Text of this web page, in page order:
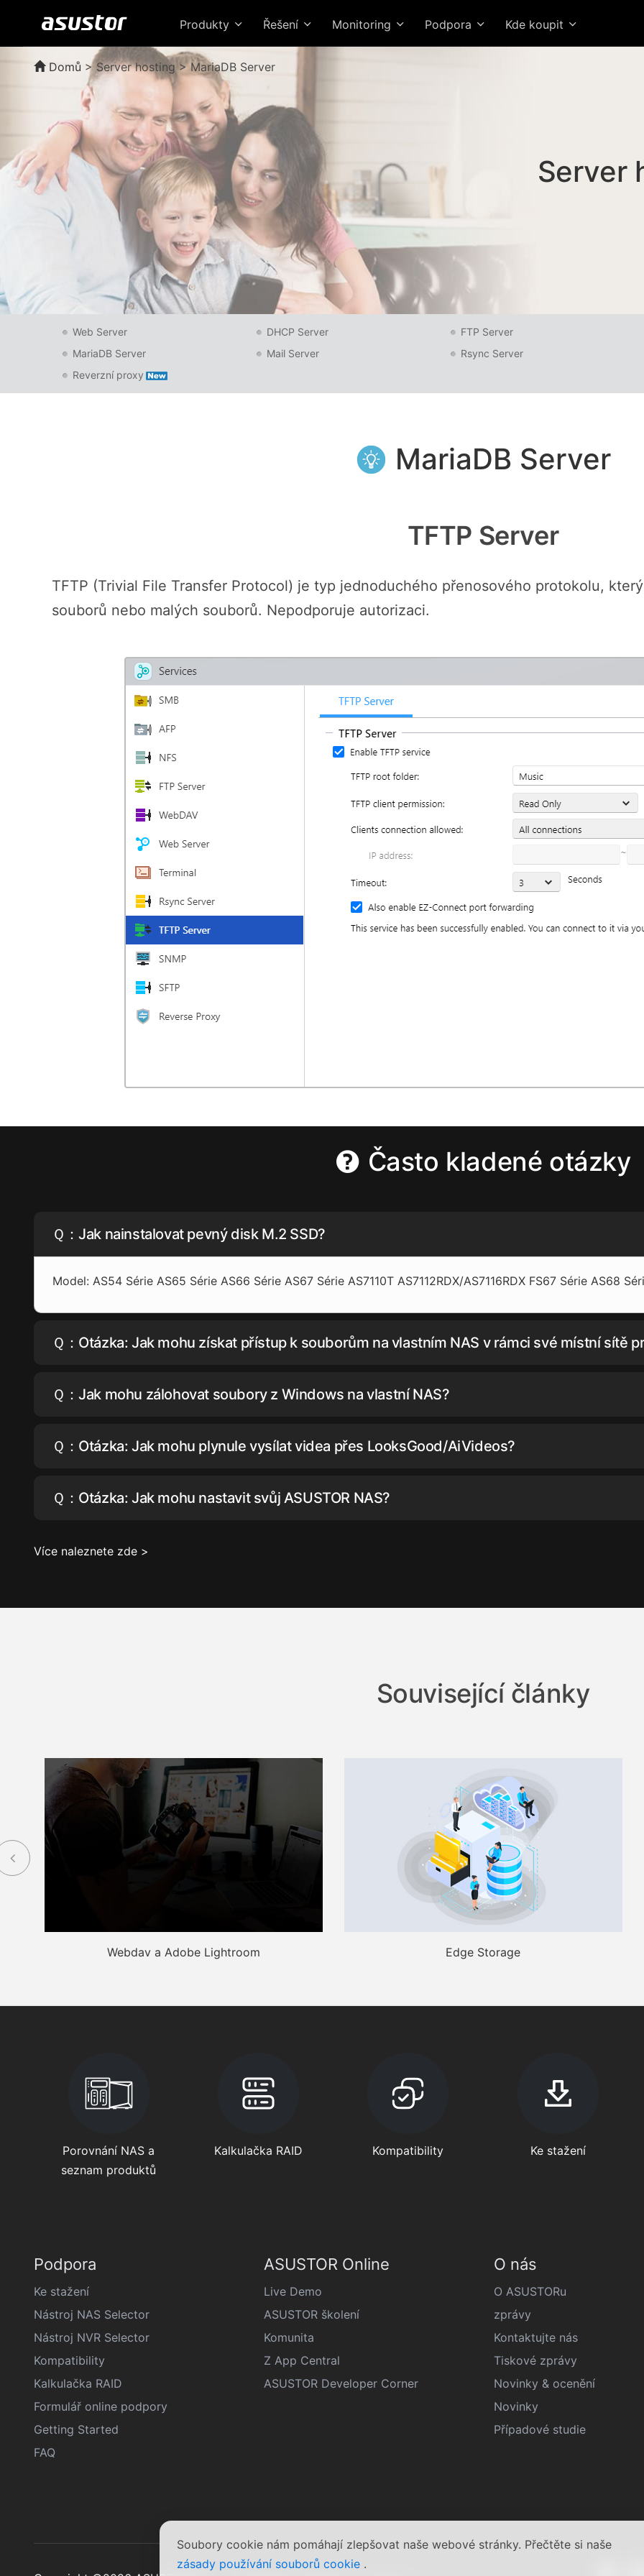
Soubory cookie nám pomáhají zlepšovat naše webové stránky. Přečtěte si naše
zásady používání souborů cookie .
Produkty Řešení Monitoring Podpora Kde koupit
Domů > Server hosting > MariaDB Server
Server
Web Server DHCP Server
FTP Server
MariaDB Server
Mail Server
Rsync Server
Reverzní proxy
MariaDB Server
TFTP Server
TFTP (Trivial File Transfer Protocol) je typ jednoduchého přenosového protokolu,
souborů nebo malých souborů. Nepodporuje autorizaci.
Často kladené otázky
Ｑ：Jak nainstalovat pevný disk M.2 SSD?
Model: AS54 Série AS65 Série AS66 Série AS67 Série AS7110T AS7112RDX/AS7116RDX FS67 Série AS68
Ｑ：Otázka: Jak mohu získat přístup k souborům na vlastním NAS v rámci své místní sítě
Ｑ：Jak mohu zálohovat soubory z Windows na vlastní NAS?
Ｑ：Otázka: Jak mohu plynule vysílat videa přes LooksGood/AiVideos?
Ｑ：Otázka: Jak mohu nastavit svůj ASUSTOR NAS?
Více naleznete zde >
Související články
Webdav a Adobe Lightroom Edge Storage
Porovnání NAS a
seznam produktů
Kalkulačka RAID Kompatibility Ke stažení
Podpora
Ke stažení
Nástroj NAS Selector
Nástroj NVR Selector
Kompatibility
Kalkulačka RAID
Formulář online podpory
Getting Started
FAQ
ASUSTOR Online
Live Demo
ASUSTOR školení
Komunita
Z App Central
ASUSTOR Developer Corner
O nás
O ASUSTORu
zprávy
Kontaktujte nás
Tiskové zprávy
Novinky & ocenění
Novinky
Případové studie